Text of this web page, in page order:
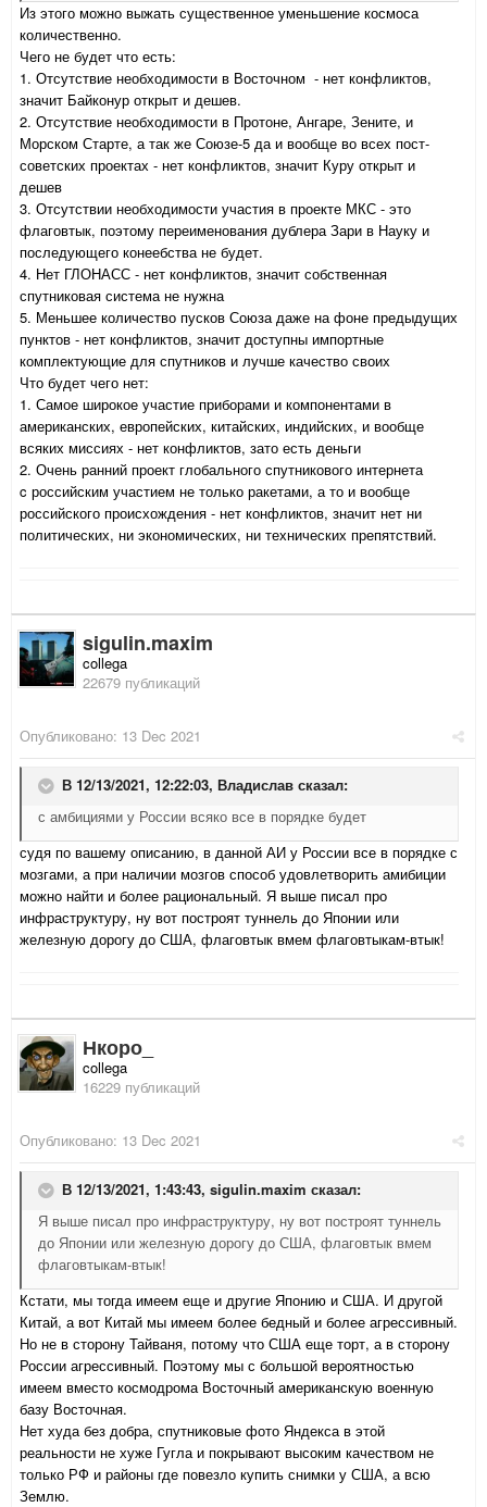
Из этого можно выжать существенное уменьшение космоса
количественно.
Чего не будет что есть:
1. Отсутствие необходимости в Восточном - нет конфликтов,
значит Байконур открыт и дешев.
2. Отсутствие необходимости в Протоне, Ангаре, Зените, и
Морском Старте, а так же Союзе-5 да и вообще во всех пост-
советских проектах - нет конфликтов, значит Куру открыт и
дешев
3. Отсутствии необходимости участия в проекте МКС - это
флаговтык, поэтому переименования дублера Зари в Науку и
последующего конеебства не будет.
4. Нет ГЛОНАСС - нет конфликтов, значит собственная
спутниковая система не нужна
5. Меньшее количество пусков Союза даже на фоне предыдущих
пунктов - нет конфликтов, значит доступны импортные
комплектующие для спутников и лучше качество своих
Что будет чего нет:
1. Самое широкое участие приборами и компонентами в
американских, европейских, китайских, индийских, и вообще
всяких миссиях - нет конфликтов, зато есть деньги
2. Очень ранний проект глобального спутникового интернета
c российским участием не только ракетами, а то и вообще
российского происхождения - нет конфликтов, значит нет ни
политических, ни экономических, ни технических препятствий.
sigulin.maxim
collega
22679 публикаций
Опубликовано: 13 Dec 2021
В 12/13/2021, 12:22:03, Владислав сказал:
с амбициями у России всяко все в порядке будет
судя по вашему описанию, в данной АИ у России все в порядке с
мозгами, а при наличии мозгов способ удовлетворить амибиции
можно найти и более рациональный. Я выше писал про
инфраструктуру, ну вот построят туннель до Японии или
железную дорогу до США, флаговтык вмем флаговтыкам-втык!
Нкоро_
collega
16229 публикаций
Опубликовано: 13 Dec 2021
В 12/13/2021, 1:43:43, sigulin.maxim сказал:
Я выше писал про инфраструктуру, ну вот построят туннель
до Японии или железную дорогу до США, флаговтык вмем
флаговтыкам-втык!
Кстати, мы тогда имеем еще и другие Японию и США. И другой
Китай, а вот Китай мы имеем более бедный и более агрессивный.
Но не в сторону Тайваня, потому что США еще торт, а в сторону
России агрессивный. Поэтому мы с большой вероятностью
имеем вместо космодрома Восточный американскую военную
базу Восточная.
Нет худа без добра, спутниковые фото Яндекса в этой
реальности не хуже Гугла и покрывают высоким качеством не
только РФ и районы где повезло купить снимки у США, а всю
Землю.